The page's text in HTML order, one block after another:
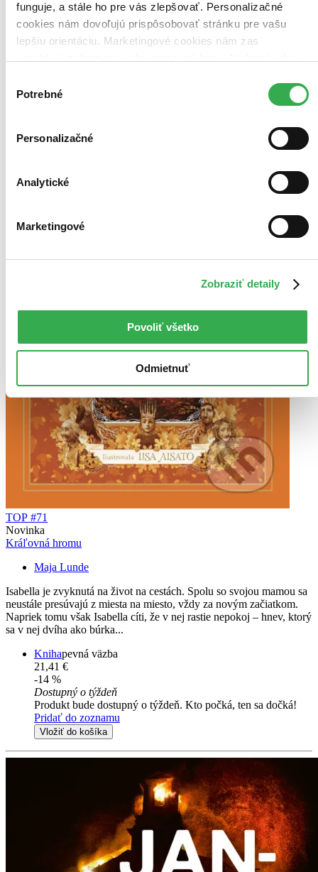
funguje, a stále ho pre vás zlepšovať. Personalizačné
cookies nám dovoľujú prispôsobovať stránku pre vašu
lepšiu orientáciu. Marketingové cookies nám zas
keby sme mohli používať všetky tieto cookies. Ďakujeme!
súhlasu
Potrebné
Personalizačné
Analytické
Marketingové
Zobraziť detaily
Povoliť všetko
Odmietnuť
Najdrahšie
S pôvodom Nórsko
TOP #71
Novinka
Kráľovná hromu
Maja Lunde
Isabella je zvyknutá na život na cestách. Spolu so svojou mamou sa
neustále presúvajú z miesta na miesto, vždy za novým začiatkom.
Napriek tomu však Isabella cíti, že v nej rastie nepokoj – hnev, ktorý
sa v nej dvíha ako búrka...
Knihapevná väzba
21,41 €
-14 %
Dostupný o týždeň
Produkt bude dostupný o týždeň. Kto počká, ten sa dočká!
Pridať do zoznamu
Vložiť do košíka